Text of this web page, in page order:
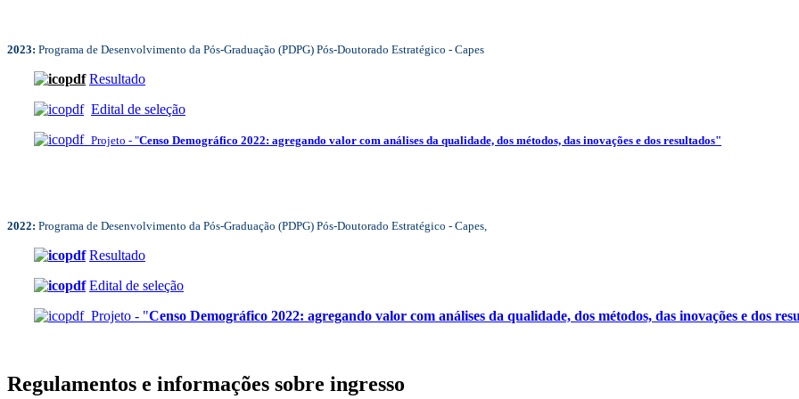
2023: Programa de Desenvolvimento da Pós-Graduação (PDPG) Pós-Doutorado Estratégico - Capes
Resultado
Edital de seleção
Projeto - "Censo Demográfico 2022: agregando valor com análises da qualidade, dos métodos, das inovações e dos resultados"
2022: Programa de Desenvolvimento da Pós-Graduação (PDPG) Pós-Doutorado Estratégico - Capes,
Resultado
Edital de seleção
Projeto - "Censo Demográfico 2022: agregando valor com análises da qualidade, dos métodos, das inovações e dos
Regulamentos e informações sobre ingresso